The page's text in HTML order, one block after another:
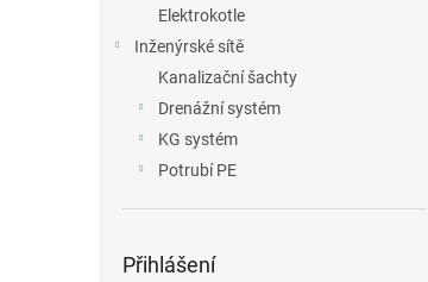
Elektrokotle
Inženýrské sítě
Kanalizační šachty
Drenážní systém
KG systém
Potrubí PE
Přihlášení